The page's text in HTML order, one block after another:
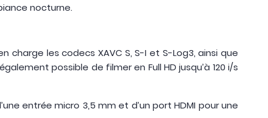
nocturne.
charge les codecs XAVC S, S-I et S-Log3, ainsi que
possible de filmer en Full HD jusqu’à 120 i/s
entrée micro 3,5 mm et d’un port HDMI pour une